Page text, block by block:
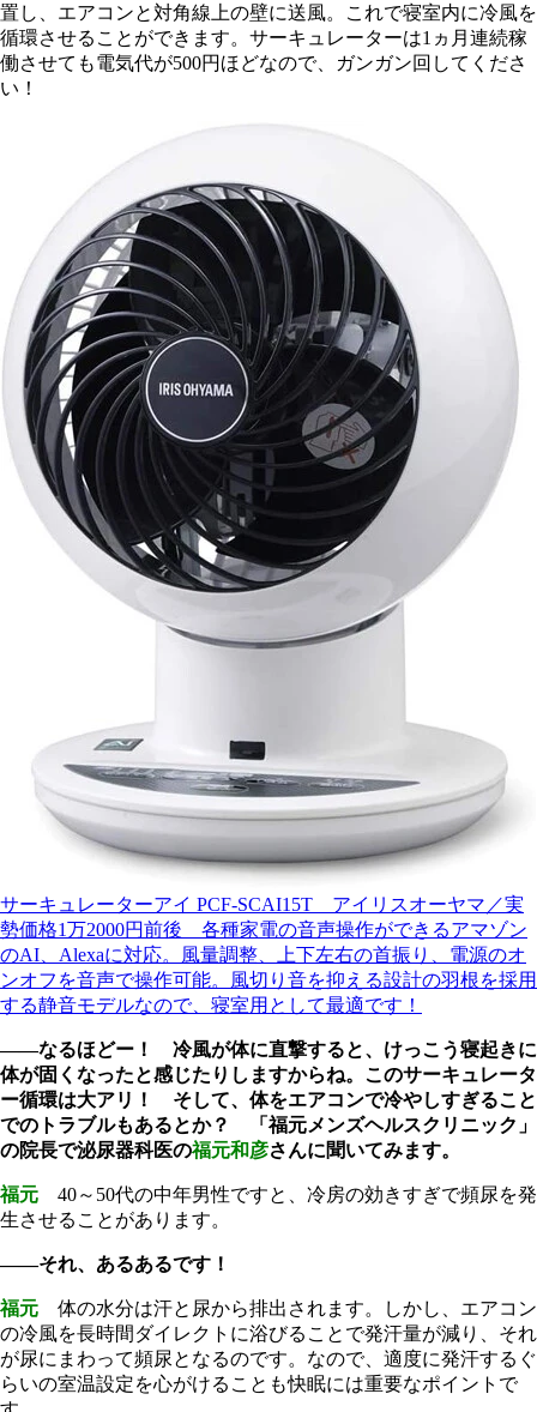
置し、エアコンと対角線上の壁に送風。これで寝室内に冷風を
循環させることができます。サーキュレーターは1ヵ月連続稼
働させても電気代が500円ほどなので、ガンガン回してくださ
い！
サーキュレーターアイ PCF-SCAI15T アイリスオーヤマ／実
勢価格1万2000円前後 各種家電の音声操作ができるアマゾン
のAI、Alexaに対応。風量調整、上下左右の首振り、電源のオ
ンオフを音声で操作可能。風切り音を抑える設計の羽根を採用
する静音モデルなので、寝室用として最適です！
――なるほどー！ 冷風が体に直撃すると、けっこう寝起きに
体が固くなったと感じたりしますからね。このサーキュレータ
ー循環は大アリ！ そして、体をエアコンで冷やしすぎること
でのトラブルもあるとか？ 「福元メンズヘルスクリニック」
の院長で泌尿器科医の福元和彦さんに聞いてみます。
福元 40～50代の中年男性ですと、冷房の効きすぎで頻尿を発
生させることがあります。
――それ、あるあるです！
福元 体の水分は汗と尿から排出されます。しかし、エアコン
の冷風を長時間ダイレクトに浴びることで発汗量が減り、それ
が尿にまわって頻尿となるのです。なので、適度に発汗するぐ
らいの室温設定を心がけることも快眠には重要なポイントで